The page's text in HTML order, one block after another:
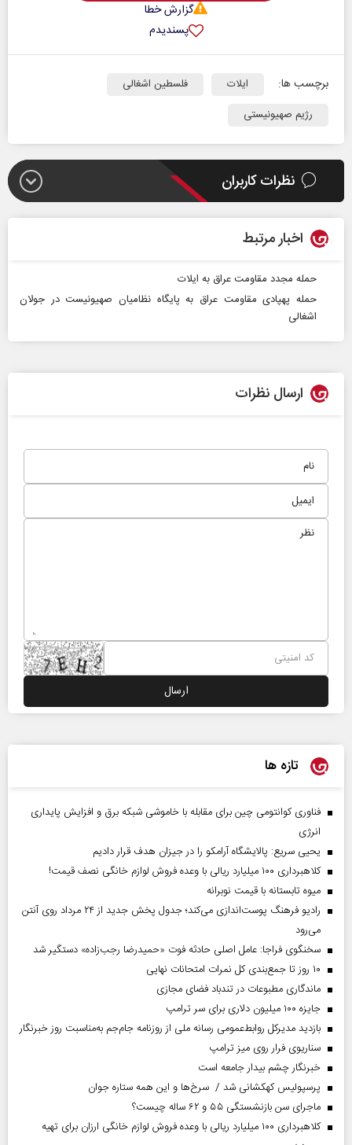
گزارش خطا
پسندیدم
برچسب ها: ایلات
فلسطین اشغالی
رژیم صهیونیستی
نظرات کاربران
اخبار مرتبط
حمله مجدد مقاومت عراق به ایلات
حمله پهپادی مقاومت عراق به پایگاه نظامیان صهیونیست در جولان
اشغالی
ارسال نظرات
تازه ها
فناوری کوانتومی چین برای مقابله با خاموشی شبکه برق و افزایش پایداری
انرژی
یحیی سریع: پالایشگاه آرامکو را در جیزان هدف قرار دادیم
کلاهبرداری ۱۰۰ میلیارد ریالی با وعده فروش لوازم خانگی نصف قیمت!
میوه تابستانه با قیمت نوبرانه
رادیو فرهنگ پوست‌اندازی می‌کند؛ جدول پخش جدید از ۲۴ مرداد روی آنتن
می‌رود
سخنگوی فراجا: عامل اصلی حادثه فوت «حمیدرضا رجب‌زاده» دستگیر شد
۱۰ روز تا جمع‌بندی کل نمرات امتحانات نهایی
ماندگاری مطبوعات در تندباد فضای مجازی
جایزه ۱۰۰ میلیون دلاری برای سر ترامپ
بازدید مدیرکل روابط‌عمومی رسانه ملی از روزنامه جام‌جم به‌مناسبت روز خبرنگار
سناریوی فرار روی میز ترامپ
خبرنگار چشم بیدار جامعه است
پرسپولیس کهکشانی شد / سرخ‌ها و این همه ستاره جوان
ماجرای سن بازنشستگی ۵۵ و ۶۲ ساله چیست؟
کلاهبرداری ۱۰۰ میلیارد ریالی با وعده فروش لوازم خانگی ارزان برای تهیه